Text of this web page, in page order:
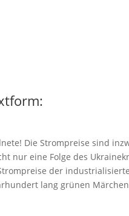
Die Strompreise sind
nur eine Folge des
der
lang grünen